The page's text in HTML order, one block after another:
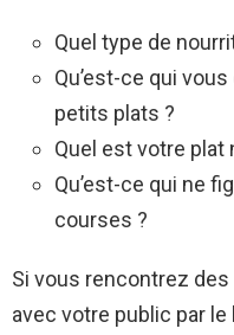
Quel type de
Qu’est-ce qui
petits plats ?
Quel est votre
Qu’est-ce qui ne
courses ?
Si vous rencontrez
avec votre public par le